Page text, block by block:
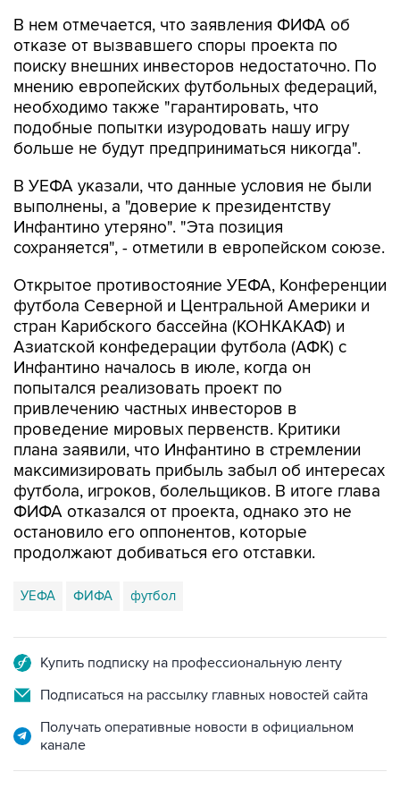
В нем отмечается, что заявления ФИФА об
отказе от вызвавшего споры проекта по
поиску внешних инвесторов недостаточно. По
мнению европейских футбольных федераций,
необходимо также "гарантировать, что
подобные попытки изуродовать нашу игру
больше не будут предприниматься никогда".
В УЕФА указали, что данные условия не были
выполнены, а "доверие к президентству
Инфантино утеряно". "Эта позиция
сохраняется", - отметили в европейском союзе.
Открытое противостояние УЕФА, Конференции
футбола Северной и Центральной Америки и
стран Карибского бассейна (КОНКАКАФ) и
Азиатской конфедерации футбола (АФК) с
Инфантино началось в июле, когда он
попытался реализовать проект по
привлечению частных инвесторов в
проведение мировых первенств. Критики
плана заявили, что Инфантино в стремлении
максимизировать прибыль забыл об интересах
футбола, игроков, болельщиков. В итоге глава
ФИФА отказался от проекта, однако это не
остановило его оппонентов, которые
продолжают добиваться его отставки.
УЕФА ФИФА футбол
Купить подписку на профессиональную ленту
Подписаться на рассылку главных новостей сайта
Получать оперативные новости в официальном
канале